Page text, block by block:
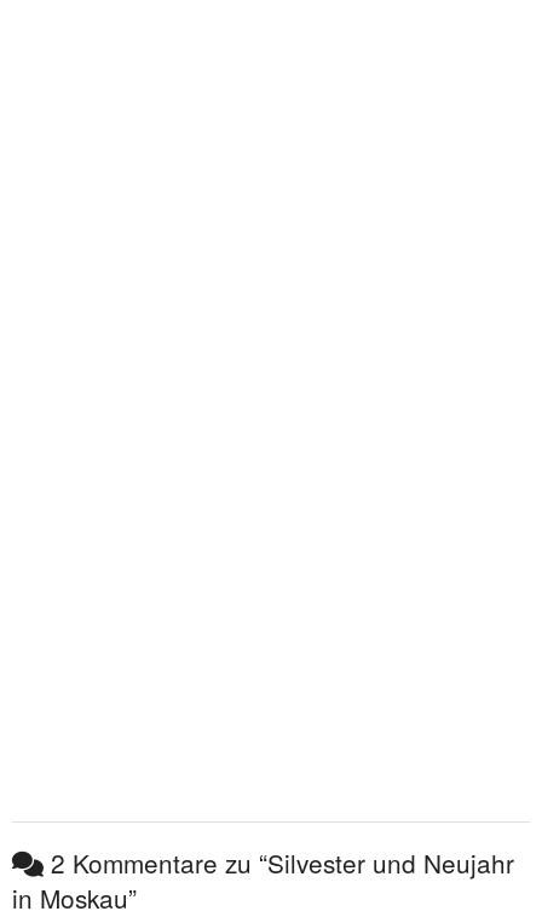
2 Kommentare zu “Silvester und Neujahr
in Moskau”